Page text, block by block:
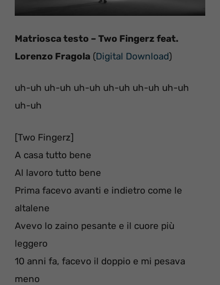
Matriosca testo – Two Fingerz feat.
Lorenzo Fragola (Digital Download)
uh-uh uh-uh uh-uh uh-uh uh-uh uh-uh
uh-uh
[Two Fingerz]
A casa tutto bene
Al lavoro tutto bene
Prima facevo avanti e indietro come le
altalene
Avevo lo zaino pesante e il cuore più
leggero
10 anni fa, facevo il doppio e mi pesava
meno